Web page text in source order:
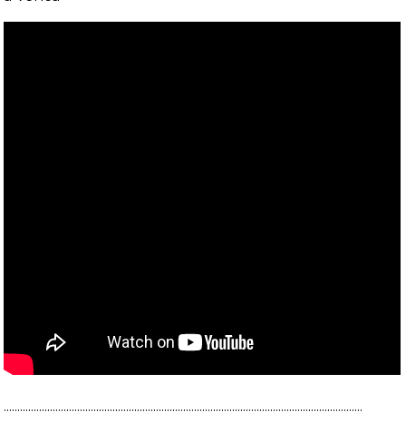
....................................................................................................................................